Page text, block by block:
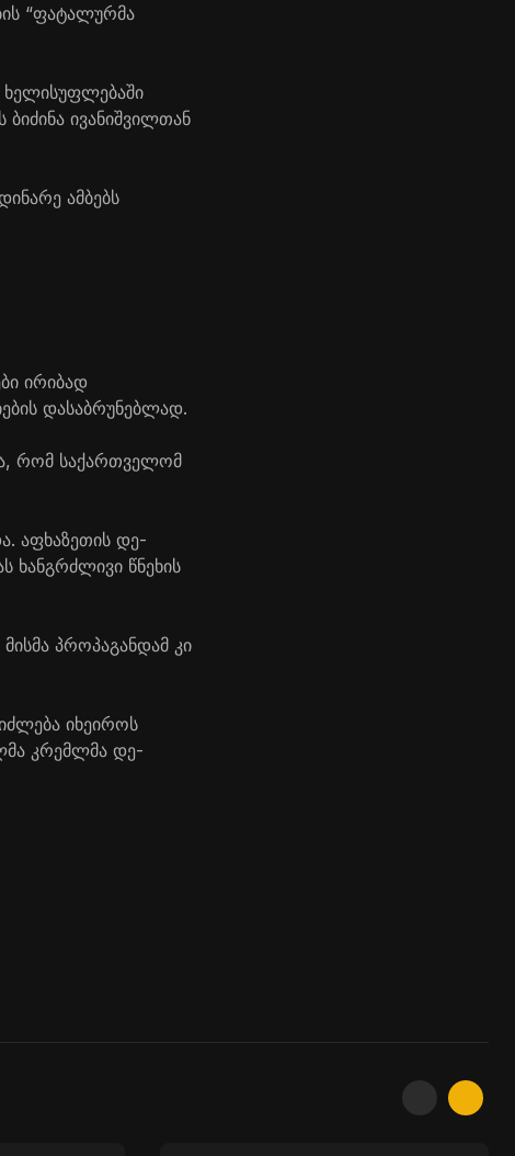
“ფატალურმა
ხელისუფლებაში
ივანიშვილთან
ამბებს
ირიბად
დასაბრუნებლად.
რომ საქართველომ
აფხაზეთის დე-
ხანგრძლივი წნეხის
პროპაგანდამ კი
იხეიროს
კრემლმა დე-